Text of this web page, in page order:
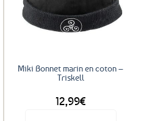
Ajouter
aux
favoris
Miki Bonnet marin en coton –
Triskell
12,99€